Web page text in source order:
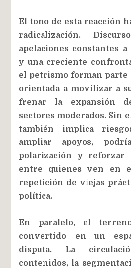
El tono de esta reacción
radicalización.
apelaciones constantes
y una creciente
el petrismo forman parte
orientada a movilizar a
frenar la expansión
sectores moderados. Sin
también implica
ampliar apoyos,
polarización y reforzar
entre quienes ven en
repetición de viejas
política.
En paralelo, el
convertido en un
disputa. La
contenidos, la